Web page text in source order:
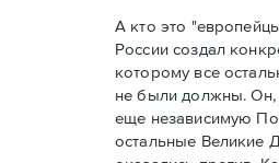
А кто это
России создал
которому все
не были должны. Он,
еще независимую
остальные Великие